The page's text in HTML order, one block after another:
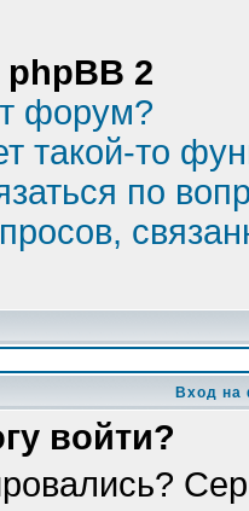
2
форум?
такой-то
по
Вход на
войти?